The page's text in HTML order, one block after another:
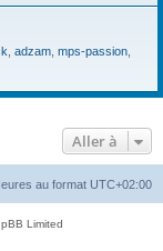
adzam mps-passion
Aller à
au format UTC+02:00
Limited